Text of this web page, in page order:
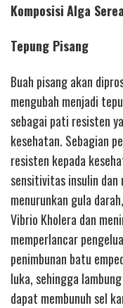
KomposisiAlga
Tepung Pisang
Buah pisang akan
mengubah menjadi
sebagai pati resisten
kesehatan. Sebagian
resisten kepada
sensitivitas insulin dan
menurunkan gula
Vibrio Kholera dan
memperlancar
penimbunan batu
luka, sehingga
dapat membunuh sel